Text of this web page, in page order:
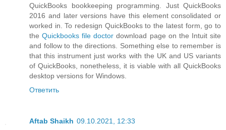
QuickBooks bookkeeping programming. Just QuickBooks
2016 and later versions have this element consolidated or
worked in. To redesign QuickBooks to the latest form, go to
theQuickbooks file doctor download page on the Intuit site
and follow to the directions. Something else to remember is
that this instrument just works with the UK and US variants
of QuickBooks, nonetheless, it is viable with all QuickBooks
desktop versions for Windows.
Ответить
Aftab Shaikh 09.10.2021, 12:33